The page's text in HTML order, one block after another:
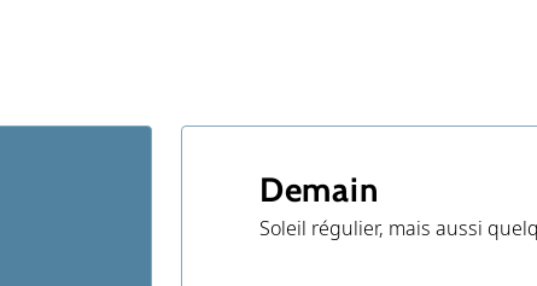
Demain
Soleil régulier, mais aussi